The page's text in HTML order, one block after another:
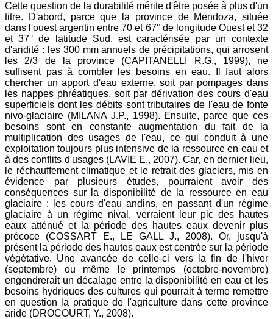
Cette question de la durabilité mérite d'être posée à plus d'un
titre. D'abord, parce que la province de Mendoza, située
dans l'ouest argentin entre 70 et 67° de longitude Ouest et 32
et 37° de latitude Sud, est caractérisée par un contexte
d'aridité : les 300 mm annuels de précipitations, qui arrosent
les 2/3 de la province (CAPITANELLI R.G., 1999), ne
suffisent pas à combler les besoins en eau. Il faut alors
chercher un apport d'eau externe, soit par pompages dans
les nappes phréatiques, soit par dérivation des cours d'eau
superficiels dont les débits sont tributaires de l'eau de fonte
nivo-glaciaire (MILANA J.P., 1998). Ensuite, parce que ces
besoins sont en constante augmentation du fait de la
multiplication des usages de l'eau, ce qui conduit à une
exploitation toujours plus intensive de la ressource en eau et
à des conflits d'usages (LAVIE E., 2007). Car, en dernier lieu,
le réchauffement climatique et le retrait des glaciers, mis en
évidence par plusieurs études, pourraient avoir des
conséquences sur la disponibilité de la ressource en eau
glaciaire : les cours d'eau andins, en passant d'un régime
glaciaire à un régime nival, verraient leur pic des hautes
eaux atténué et la période des hautes eaux devenir plus
précoce (COSSART E., LE GALL J., 2008). Or, jusqu'à
présent la période des hautes eaux est centrée sur la période
végétative. Une avancée de celle-ci vers la fin de l'hiver
(septembre) ou même le printemps (octobre-novembre)
engendrerait un décalage entre la disponibilité en eau et les
besoins hydriques des cultures qui pourrait à terme remettre
en question la pratique de l'agriculture dans cette province
aride (DROCOURT, Y., 2008).